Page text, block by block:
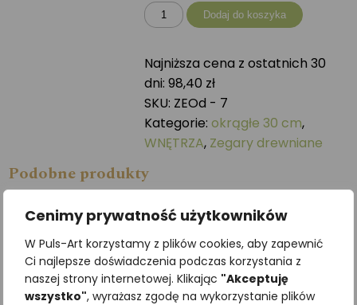
Cenimy prywatność użytkowników
W Puls-Art korzystamy z plików cookies, aby zapewnić
Ci najlepsze doświadczenia podczas korzystania z
naszej strony internetowej. Klikając "Akceptuję
wszystko", wyrażasz zgodę na wykorzystanie plików
ilość
Zegar
-
30
cm
Dodaj do koszyka
Najniższa cena z ostatnich 30
dni:98,40 zł
SKU: ZEOd - 7
Kategorie:okrągłe 30 cm,
WNĘTRZA, Zegary drewniane
Podobne produkty